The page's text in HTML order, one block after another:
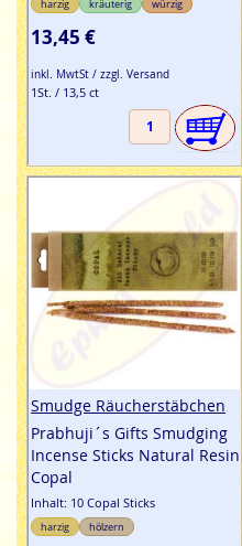
harzig kräuterig würzig
13,45 €
inkl. MwtSt / zzgl. Versand
1St. / 13,5 ct
Smudge Räucherstäbchen
Prabhuji´s Gifts Smudging
Incense Sticks Natural Resin
Copal
Inhalt: 10 Copal Sticks
harzig hölzern